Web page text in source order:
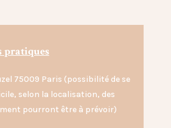
75009 Paris (possibilité de se
selon la localisation, des
pourront être à prévoir)